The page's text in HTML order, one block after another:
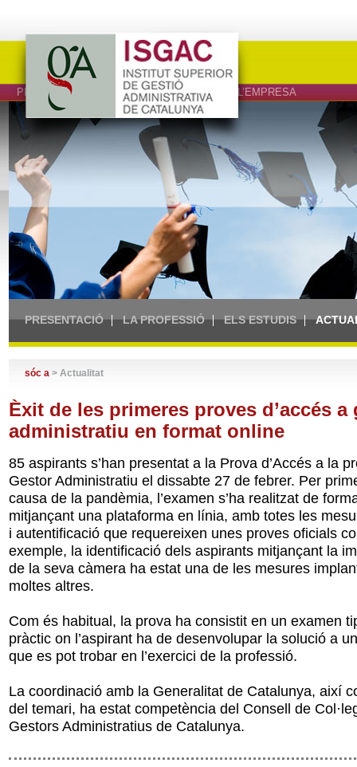
PROFESSIONALS DEL DRET, L’ECONOMIA I L’EMPRESA
PRESENTACIÓ LA PROFESSIÓ ELS ESTUDIS
sóc a > Actualitat
Èxit de les primeres proves d’accés a
administratiu en format online
85 aspirants s’han presentat a la Prova d’Accés a la
Gestor Administratiu el dissabte 27 de febrer. Per
causa de la pandèmia, l’examen s’ha realitzat de
mitjançant una plataforma en línia, amb totes les
i autentificació que requereixen unes proves oficials
exemple, la identificació dels aspirants mitjançant la
de la seva càmera ha estat una de les mesures
moltes altres.
Com és habitual, la prova ha consistit en un examen
pràctic on l’aspirant ha de desenvolupar la solució a
que es pot trobar en l’exercici de la professió.
La coordinació amb la Generalitat de Catalunya, així
del temari, ha estat competència del Consell de
Gestors Administratius de Catalunya.